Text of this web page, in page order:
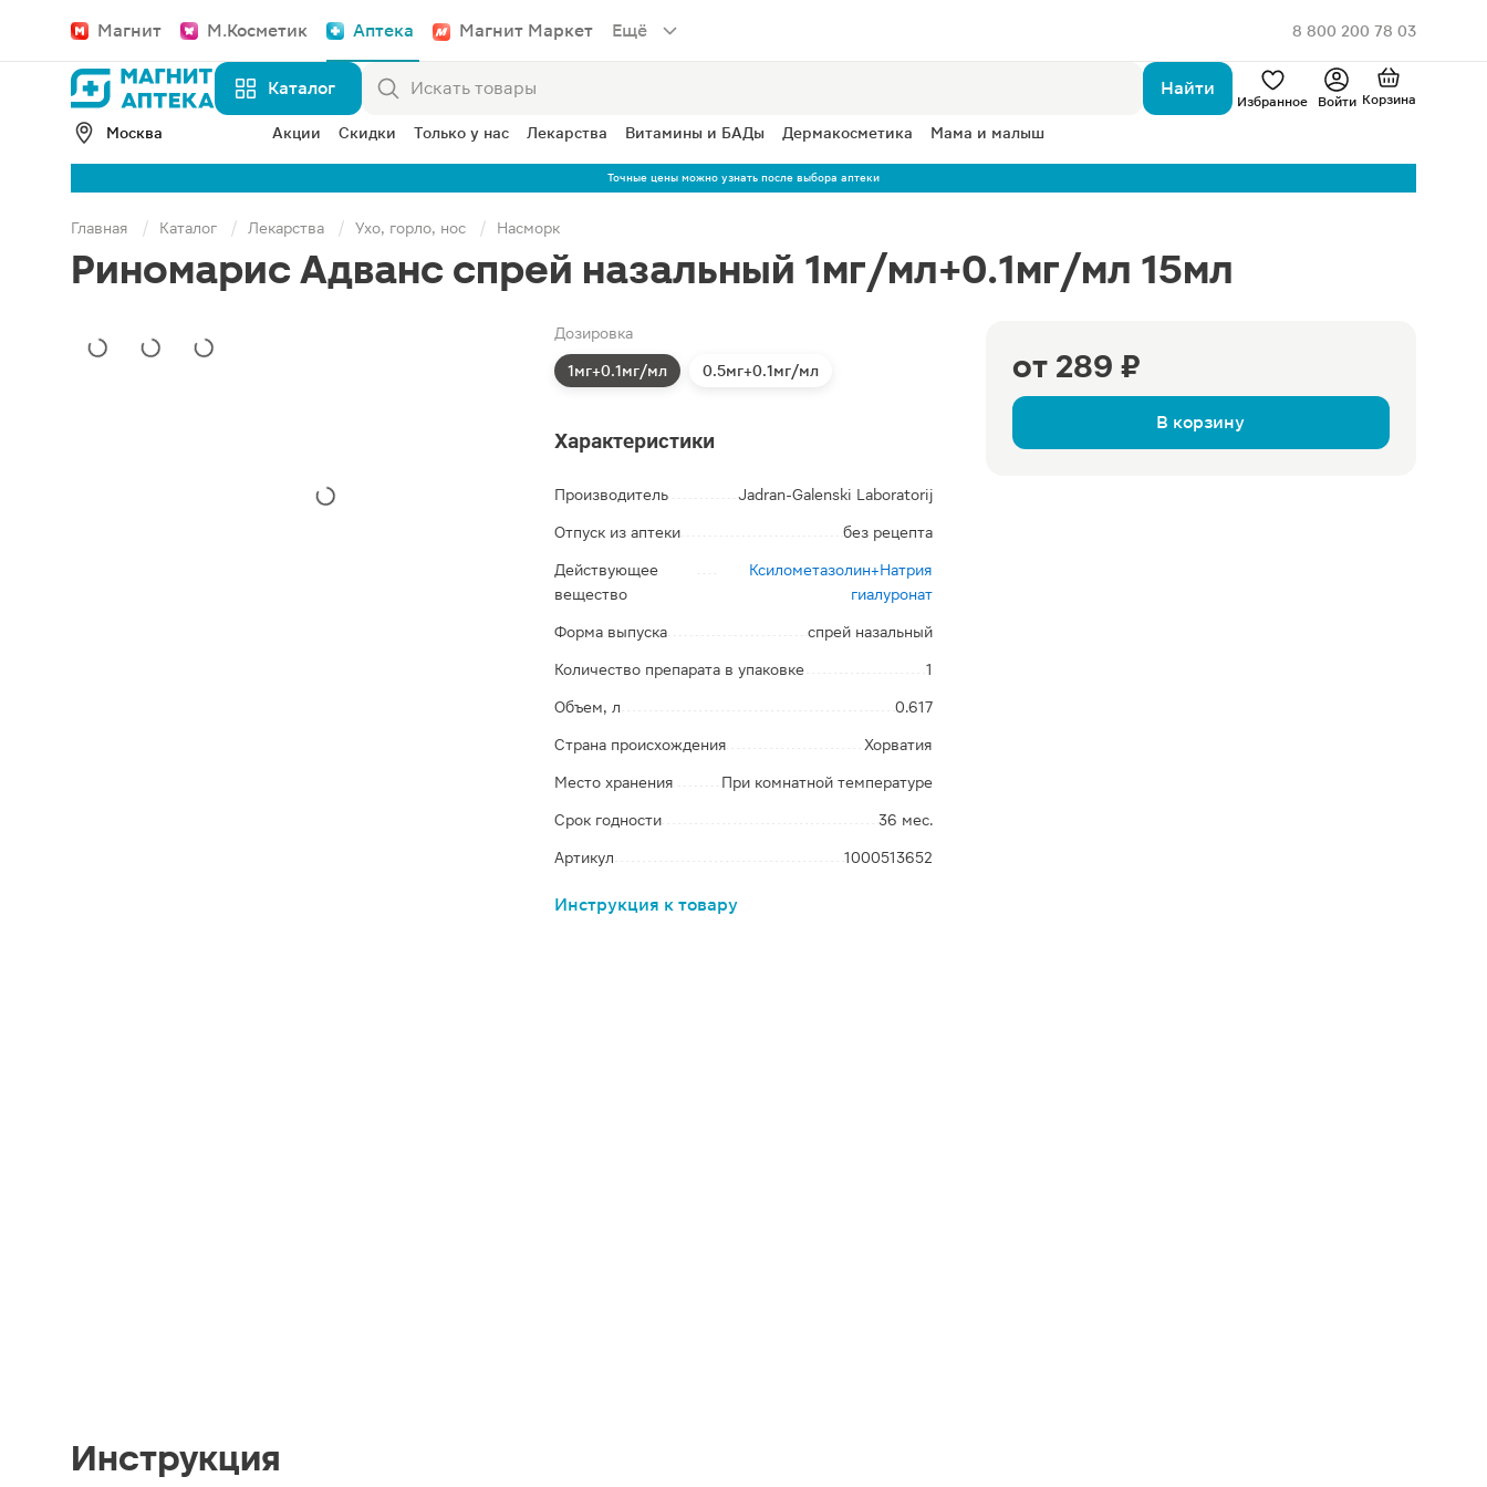
Магнит М.Косметик Аптека Магнит Маркет Ещё 8 800 200 78 03
Каталог Найти
Избранное Войти Корзина
Москва Акции Скидки Только у нас Лекарства Витамины и БАДы Дермакосметика Мама и малыш
Точные цены можно узнать после выбора аптеки
Главная Каталог Лекарства Ухо, горло, нос Насморк
Риномарис Адванс спрей назальный 1мг/мл+0.1мг/мл 15мл
от 289 ₽
В корзину
Дозировка
1мг+0.1мг/мл 0.5мг+0.1мг/мл
Характеристики
Производитель Jadran-Galenski Laboratorij
Отпуск из аптеки без рецепта
Действующее
вещество
Ксилометазолин+Натрия
гиалуронат
Форма выпуска спрей назальный
Количество препарата в упаковке 1
Объем, л 0.617
Страна происхождения Хорватия
Место хранения При комнатной температуре
Срок годности 36 мес.
Артикул 1000513652
Инструкция к товару
Инструкция